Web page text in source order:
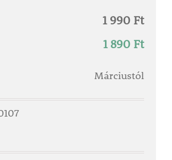
1 990 Ft
1 890 Ft
Márciustól